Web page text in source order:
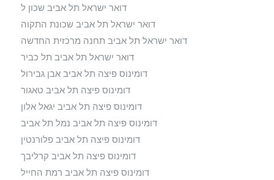
דואר ישראל תל אביב שכון ל
דואר ישראל תל אביב שכונת התקוה
דואר ישראל תל אביב תחנה מרכזית החדשה
דואר ישראל תל אביב תל כביר
דומינוס פיצה תל אביב אבן גבירול
דומינוס פיצה תל אביב טאגור
דומינוס פיצה תל אביב יגאל אלון
דומינוס פיצה תל אביב נמל תל אביב
דומינוס פיצה תל אביב פלורנטין
דומינוס פיצה תל אביב קרליבך
דומינוס פיצה תל אביב רמת החייל